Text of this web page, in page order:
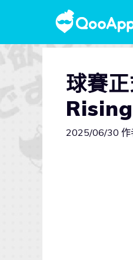
球賽
2025/06/30 作